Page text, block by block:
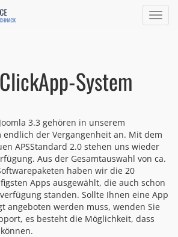
ein/
System
3.3 gehören in unserem
endlich der Vergangenheit an. Mit dem
APSStandard 2.0 stehen uns wieder
Aus der Gesamtauswahl von ca.
haben wir die 20
Apps ausgewählt, die auch schon
standen. Sollte Ihnen eine App
angeboten werden muss, wenden Sie
es besteht die Möglichkeit, dass